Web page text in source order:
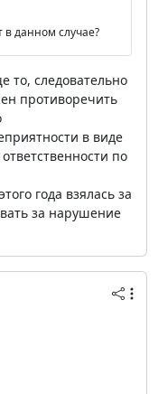
в данном случае?
то, следовательно
противоречить
в виде
по
года взялась за
за нарушение